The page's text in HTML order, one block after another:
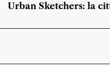
Urban Sketchers: la